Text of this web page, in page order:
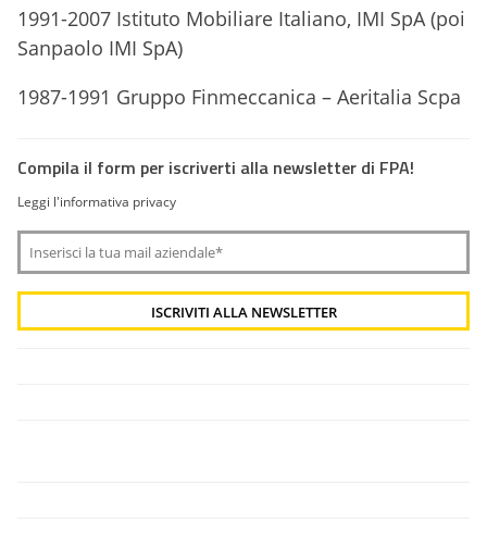
1991-2007 Istituto Mobiliare Italiano, IMI SpA (poi
Sanpaolo IMI SpA)
1987-1991 Gruppo Finmeccanica – Aeritalia Scpa
Compila il form per iscriverti alla newsletter di FPA!
Leggi l'informativa privacy